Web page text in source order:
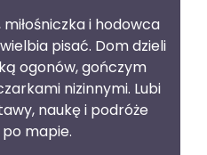
i hodowca
pisać. Dom dzieli
ogonów, gończym
nizinnymi. Lubi
naukę i podróże
mapie.